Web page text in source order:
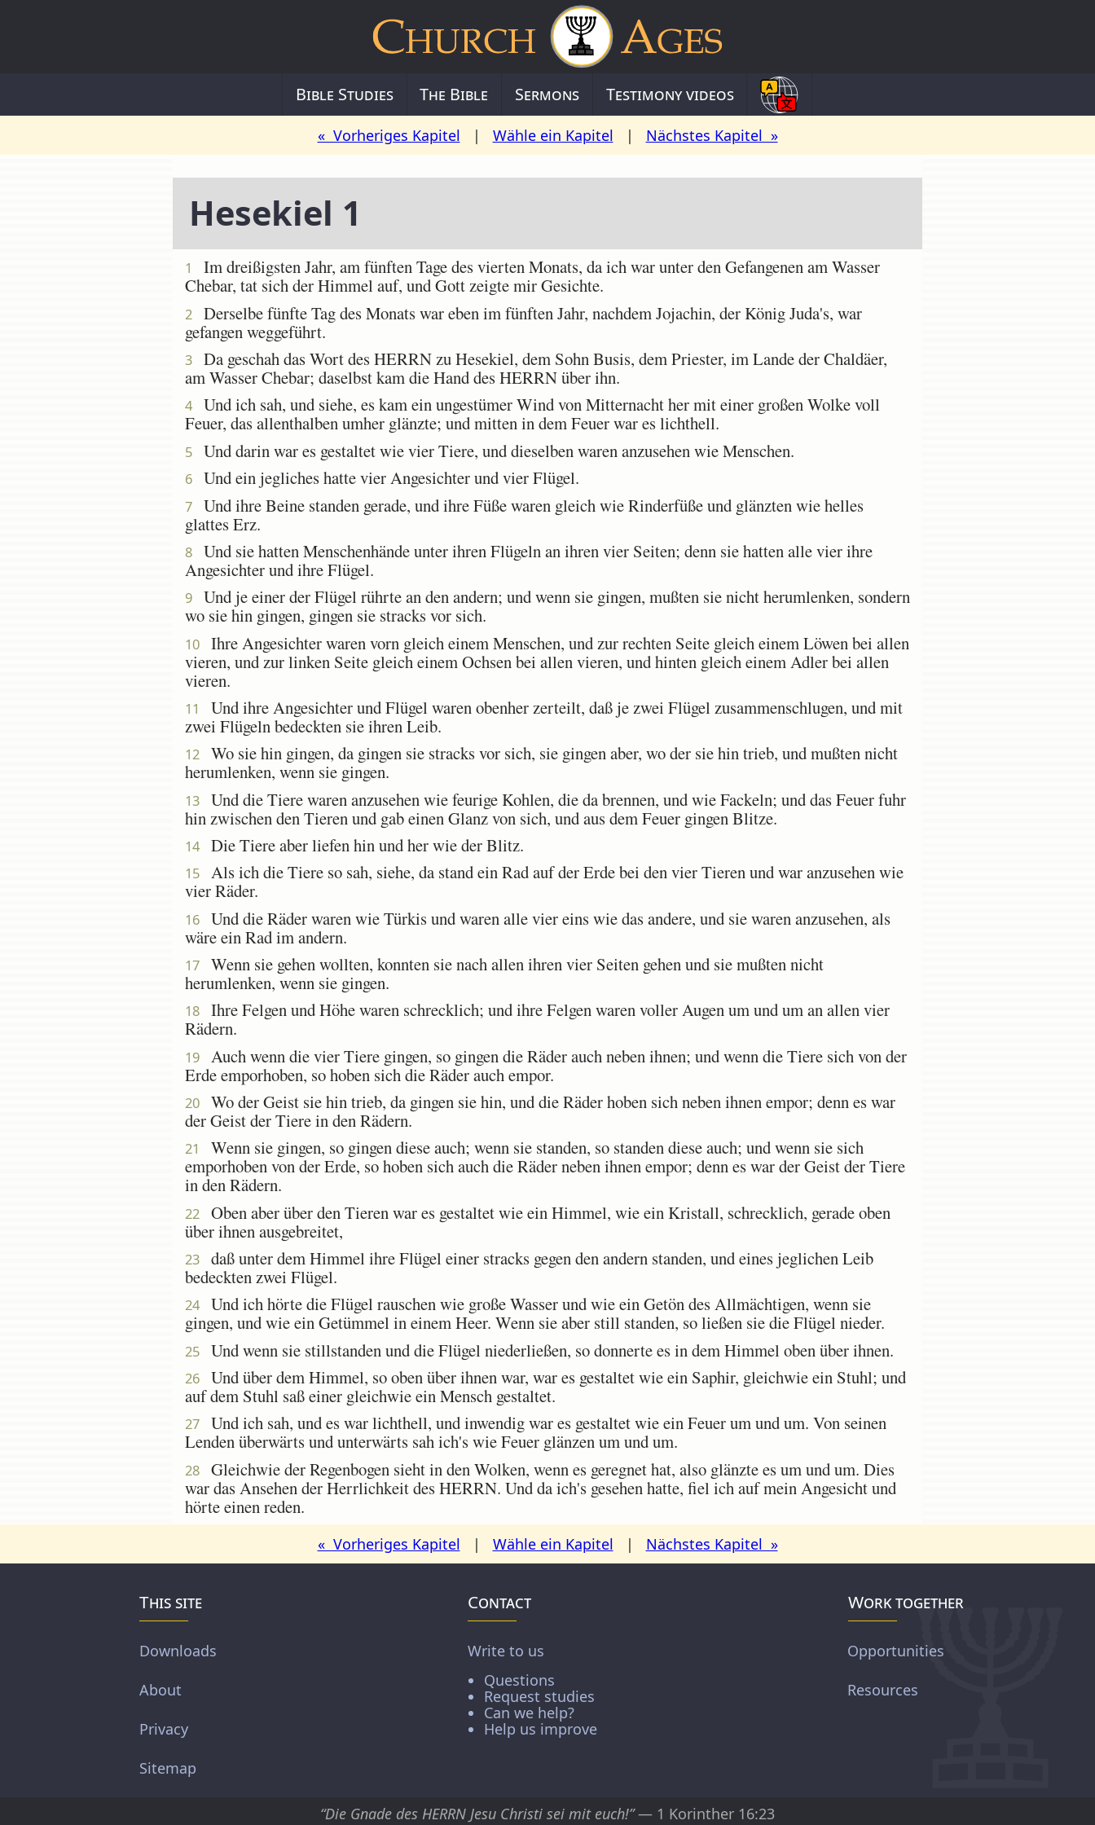
Bible Studies The Bible Sermons Testimony videos
« Vorheriges Kapitel | Wähle ein Kapitel | Nächstes Kapitel »
Hesekiel 1
1
Im dreißigsten Jahr, am fünften Tage des vierten Monats, da ich war unter den Gefangenen am Wasser
Chebar, tat sich der Himmel auf, und Gott zeigte mir Gesichte.
2
Derselbe fünfte Tag des Monats war eben im fünften Jahr, nachdem Jojachin, der König Juda's, war
gefangen weggeführt.
3
Da geschah das Wort des HERRN zu Hesekiel, dem Sohn Busis, dem Priester, im Lande der Chaldäer,
am Wasser Chebar; daselbst kam die Hand des HERRN über ihn.
4
Und ich sah, und siehe, es kam ein ungestümer Wind von Mitternacht her mit einer großen Wolke voll
Feuer, das allenthalben umher glänzte; und mitten in dem Feuer war es lichthell.
5 Und darin war es gestaltet wie vier Tiere, und dieselben waren anzusehen wie Menschen.
6 Und ein jegliches hatte vier Angesichter und vier Flügel.
7
Und ihre Beine standen gerade, und ihre Füße waren gleich wie Rinderfüße und glänzten wie helles
glattes Erz.
8
Und sie hatten Menschenhände unter ihren Flügeln an ihren vier Seiten; denn sie hatten alle vier ihre
Angesichter und ihre Flügel.
9
Und je einer der Flügel rührte an den andern; und wenn sie gingen, mußten sie nicht herumlenken, sondern
wo sie hin gingen, gingen sie stracks vor sich.
10
Ihre Angesichter waren vorn gleich einem Menschen, und zur rechten Seite gleich einem Löwen bei allen
vieren, und zur linken Seite gleich einem Ochsen bei allen vieren, und hinten gleich einem Adler bei allen
vieren.
11
Und ihre Angesichter und Flügel waren obenher zerteilt, daß je zwei Flügel zusammenschlugen, und mit
zwei Flügeln bedeckten sie ihren Leib.
12
Wo sie hin gingen, da gingen sie stracks vor sich, sie gingen aber, wo der sie hin trieb, und mußten nicht
herumlenken, wenn sie gingen.
13
Und die Tiere waren anzusehen wie feurige Kohlen, die da brennen, und wie Fackeln; und das Feuer fuhr
hin zwischen den Tieren und gab einen Glanz von sich, und aus dem Feuer gingen Blitze.
14 Die Tiere aber liefen hin und her wie der Blitz.
15
Als ich die Tiere so sah, siehe, da stand ein Rad auf der Erde bei den vier Tieren und war anzusehen wie
vier Räder.
16
Und die Räder waren wie Türkis und waren alle vier eins wie das andere, und sie waren anzusehen, als
wäre ein Rad im andern.
17
Wenn sie gehen wollten, konnten sie nach allen ihren vier Seiten gehen und sie mußten nicht
herumlenken, wenn sie gingen.
18
Ihre Felgen und Höhe waren schrecklich; und ihre Felgen waren voller Augen um und um an allen vier
Rädern.
19
Auch wenn die vier Tiere gingen, so gingen die Räder auch neben ihnen; und wenn die Tiere sich von der
Erde emporhoben, so hoben sich die Räder auch empor.
20
Wo der Geist sie hin trieb, da gingen sie hin, und die Räder hoben sich neben ihnen empor; denn es war
der Geist der Tiere in den Rädern.
21
Wenn sie gingen, so gingen diese auch; wenn sie standen, so standen diese auch; und wenn sie sich
emporhoben von der Erde, so hoben sich auch die Räder neben ihnen empor; denn es war der Geist der Tiere
in den Rädern.
22
Oben aber über den Tieren war es gestaltet wie ein Himmel, wie ein Kristall, schrecklich, gerade oben
über ihnen ausgebreitet,
23
daß unter dem Himmel ihre Flügel einer stracks gegen den andern standen, und eines jeglichen Leib
bedeckten zwei Flügel.
24
Und ich hörte die Flügel rauschen wie große Wasser und wie ein Getön des Allmächtigen, wenn sie
gingen, und wie ein Getümmel in einem Heer. Wenn sie aber still standen, so ließen sie die Flügel nieder.
25 Und wenn sie stillstanden und die Flügel niederließen, so donnerte es in dem Himmel oben über ihnen.
26
Und über dem Himmel, so oben über ihnen war, war es gestaltet wie ein Saphir, gleichwie ein Stuhl; und
auf dem Stuhl saß einer gleichwie ein Mensch gestaltet.
27
Und ich sah, und es war lichthell, und inwendig war es gestaltet wie ein Feuer um und um. Von seinen
Lenden überwärts und unterwärts sah ich's wie Feuer glänzen um und um.
28
Gleichwie der Regenbogen sieht in den Wolken, wenn es geregnet hat, also glänzte es um und um. Dies
war das Ansehen der Herrlichkeit des HERRN. Und da ich's gesehen hatte, fiel ich auf mein Angesicht und
hörte einen reden.
« Vorheriges Kapitel | Wähle ein Kapitel | Nächstes Kapitel »
This site
Downloads
About
Privacy
Sitemap
Contact
Write to us
Questions
Request studies
Can we help?
Help us improve
Work together
Opportunities
Resources
“Die Gnade des HERRN Jesu Christi sei mit euch!”— 1 Korinther 16:23